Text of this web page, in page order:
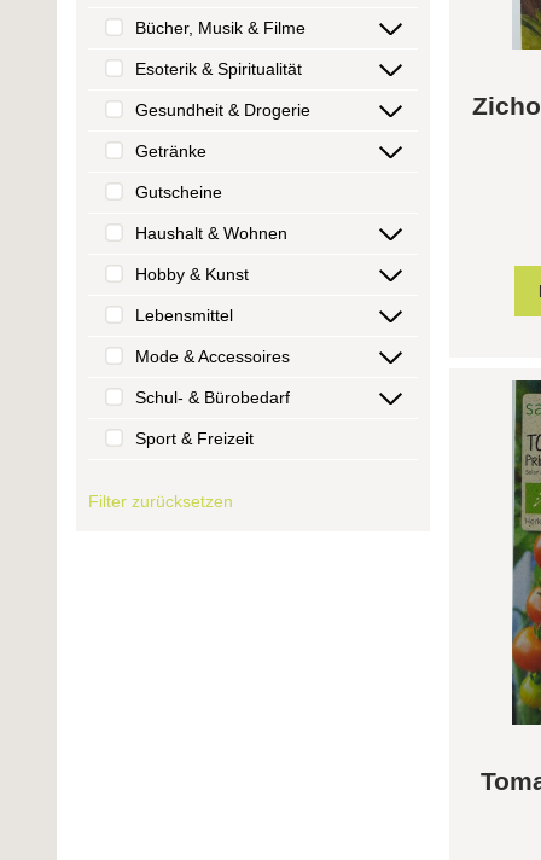
Bücher, Musik & Filme
Esoterik & Spiritualität
Gesundheit & Drogerie
Getränke
Gutscheine
Haushalt & Wohnen
Hobby & Kunst
Lebensmittel
Mode & Accessoires
Schul- & Bürobedarf
Sport & Freizeit
Filter zurücksetzen